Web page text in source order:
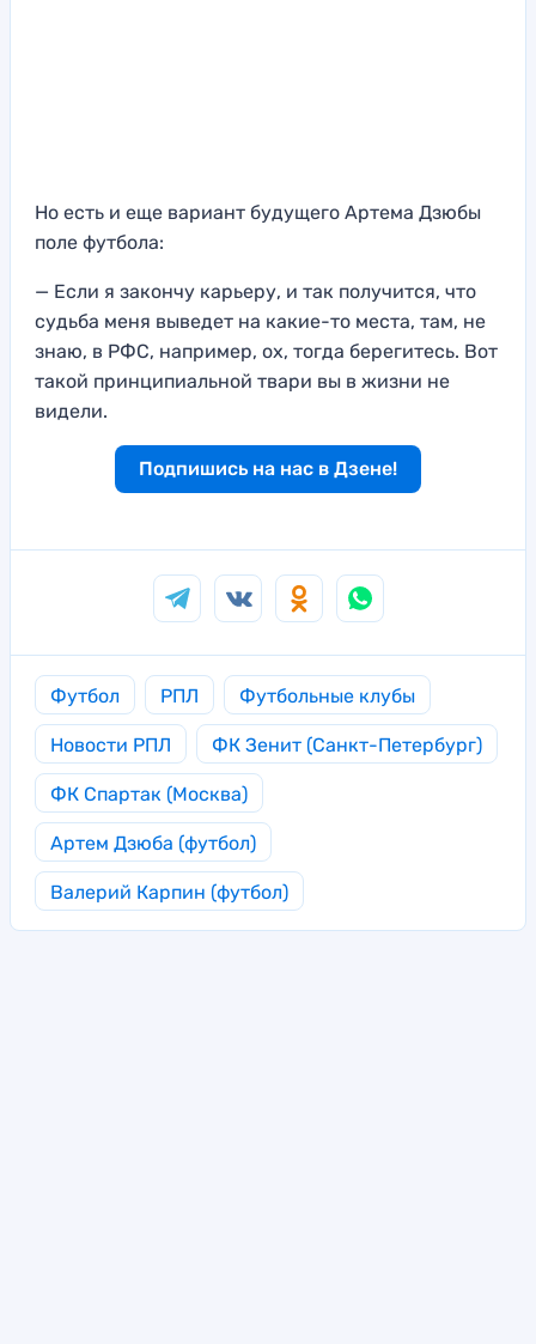
Но есть и еще вариант будущего Артема Дзюбы
поле футбола:
— Если я закончу карьеру, и так получится, что
судьба меня выведет на какие-то места, там, не
знаю, в РФС, например, ох, тогда берегитесь. Вот
такой принципиальной твари вы в жизни не
видели.
Подпишись на нас в Дзене!
Футбол РПЛ Футбольные клубы
Новости РПЛ ФК Зенит (Санкт-Петербург)
ФК Спартак (Москва)
Артем Дзюба (футбол)
Валерий Карпин (футбол)